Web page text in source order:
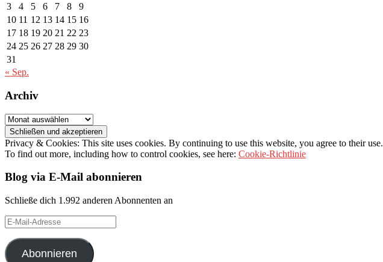
3
4 5 6 7 8
9
10 11 12 13 14 15 16
17 18 19 20 21 22 23
24 25 26 27 28 29 30
31
« Sep.
Archiv
Archiv
Privacy & Cookies: This site uses cookies. By continuing to use this website, you agree to their use.
To find out more, including how to control cookies, see here: Cookie-Richtlinie
Blog via E-Mail abonnieren
Schließe dich 1.992 anderen Abonnenten an
E-
Mail-
Adresse
Abonnieren